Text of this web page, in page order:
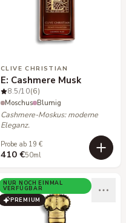
CLIVE CHRISTIAN
E: Cashmere Musk
8.5/10(6)
Moschus Blumig
Cashmere-Moskus: moderne
Eleganz.
Probe ab 19 €
410 €50ml
NUR NOCH EINMAL
VERFÜGBAR
PREMIUM